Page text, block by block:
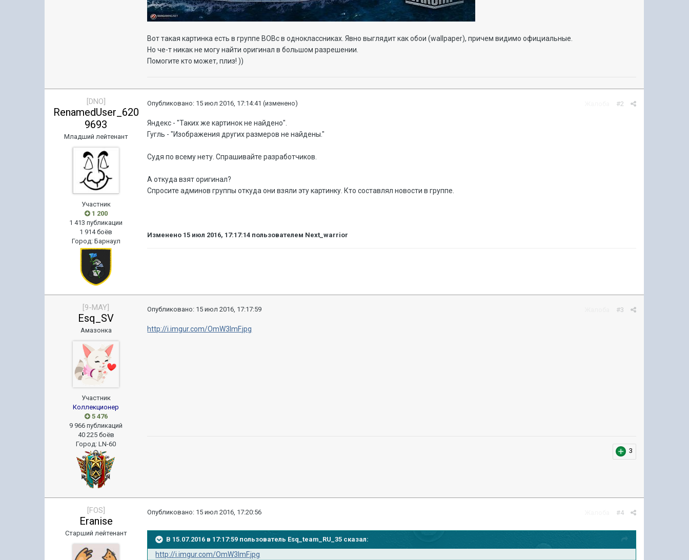
Вот такая картинка есть в группе ВОВс в одноклассниках. Явно выглядит как обои (wallpaper), причем видимо официальные.
Но че-т никак не могу найти оригинал в большом разрешении.
Помогите кто может, плиз! ))
[DNO]
RenamedUser_620
9693
Младший лейтенант
Участник
1 200
1 413 публикации
1 914 боёв
Город: Барнаул
#2
Опубликовано: 15 июл 2016, 17:14:41 (изменено)
Яндекс - "Таких же картинок не найдено".
Гугль - "Изображения других размеров не найдены."
Судя по всему нету. Спрашивайте разработчиков.
А откуда взят оригинал?
Спросите админов группы откуда они взяли эту картинку. Кто составлял новости в группе.
Изменено 15 июл 2016, 17:17:14 пользователем Next_warrior
[9-MAY]
Esq_SV
Амазонка
Участник
Коллекционер
5 476
9 966 публикаций
40 225 боёв
Город:LN-60
#3
Опубликовано: 15 июл 2016, 17:17:59
http://i.imgur.com/OmW3ImF.jpg
3
[FOS]
Eranise
Старший лейтенант
#4
Опубликовано: 15 июл 2016, 17:20:56
В 15.07.2016 в 17:17:59 пользователь Esq_team_RU_35 сказал:
http://i.imgur.com/OmW3ImF.jpg